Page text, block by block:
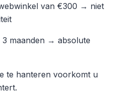
van €300 → niet
3 maanden → absolute
te hanteren voorkomt u